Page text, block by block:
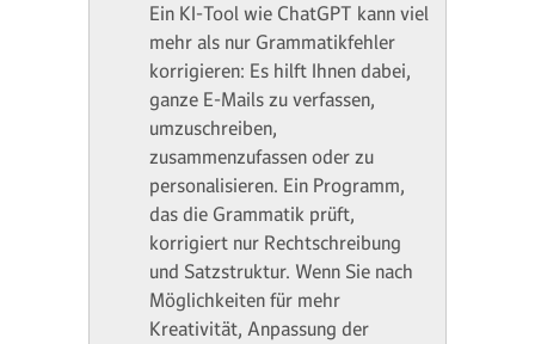
Ein KI-Tool wie ChatGPT kann viel
mehr als nur Grammatikfehler
korrigieren: Es hilft Ihnen dabei,
ganze E-Mails zu verfassen,
umzuschreiben,
zusammenzufassen oder zu
personalisieren. Ein Programm,
das die Grammatik prüft,
korrigiert nur Rechtschreibung
und Satzstruktur. Wenn Sie nach
Möglichkeiten für mehr
Kreativität, Anpassung der